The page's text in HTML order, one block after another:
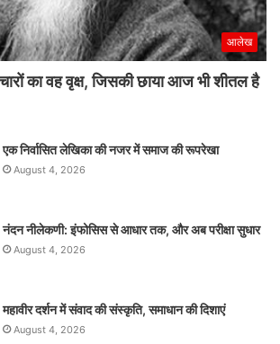
आलेख
का वह वृक्ष, जिसकी छाया आज भी शीतल है
एक निर्वासित लेखिका की नजर में समाज की रूपरेखा
August 4, 2026
नंदन नीलेकणी: इंफोसिस से आधार तक, और अब परीक्षा सुधार
August 4, 2026
महावीर दर्शन में संवाद की संस्कृति, समाधान की दिशाएं
August 4, 2026